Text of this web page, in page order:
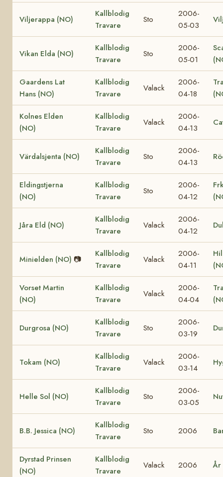
Viljerappa (NO)
Kallblodig
Travare
Sto
2006-
05-03
Vikan Elda (NO)
Kallblodig
Travare
Sto
2006-
05-01
Gaardens Lat
Hans (NO)
Kallblodig
Travare
Valack
2006-
04-18
Kolnes Elden
(NO)
Kallblodig
Travare
Valack
2006-
04-13
Värdalsjenta (NO)
Kallblodig
Travare
Sto
2006-
04-13
Eldingstjerna
(NO)
Kallblodig
Travare
Sto
2006-
04-12
Jåra Eld (NO)
Kallblodig
Travare
Valack
2006-
04-12
Minielden (NO) 📷
Kallblodig
Travare
Valack
2006-
04-11
Vorset Martin
(NO)
Kallblodig
Travare
Valack
2006-
04-04
Durgrosa (NO)
Kallblodig
Travare
Sto
2006-
03-19
Tokam (NO)
Kallblodig
Travare
Valack
2006-
03-14
Helle Sol (NO)
Kallblodig
Travare
Sto
2006-
03-05
B.B. Jessica (NO)
Kallblodig
Travare
Sto 2006
Dyrstad Prinsen
(NO)
Kallblodig
Travare
Valack 2006 År